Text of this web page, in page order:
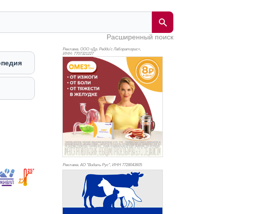
Расширенный поиск
Реклама. ООО «Др. Редди’с Лабораторис»,
ИНН: 7707321227
Реклама. АО "Видаль Рус", ИНН 7728043605